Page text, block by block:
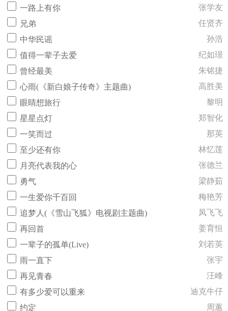
一路上有你
张学友
兄弟
任贤齐
中华民谣
孙浩
值得一辈子去爱
纪如璟
曾经最美
朱铭捷
心雨(《新白娘子传奇》主题曲)
高胜美
眼睛想旅行
黎明
星星点灯
郑智化
一笑而过
那英
至少还有你
林忆莲
月亮代表我的心
张德兰
勇气
梁静茹
一生爱你千百回
梅艳芳
追梦人(《雪山飞狐》电视剧主题曲)
凤飞飞
再回首
姜育恒
一辈子的孤单(Live)
刘若英
雨一直下
张宇
再见青春
汪峰
有多少爱可以重来
迪克牛仔
约定
周蕙